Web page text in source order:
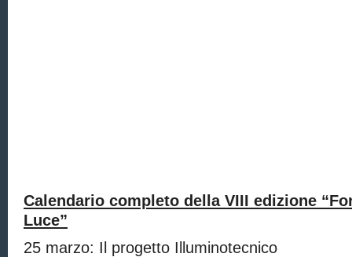
Calendario completo della VIII edizione
Luce”
25 marzo: Il progetto Illuminotecnico